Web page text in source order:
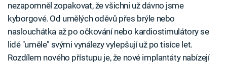
nezapomněl zopakovat, že všichni už dávno jsme
kyborgové. Od umělých oděvů přes brýle nebo
naslouchátka až po očkování nebo kardiostimulátory se
lidé "uměle" svými vynálezy vylepšují už po tisíce let.
Rozdílem nového přístupu je, že nové implantáty nabízejí